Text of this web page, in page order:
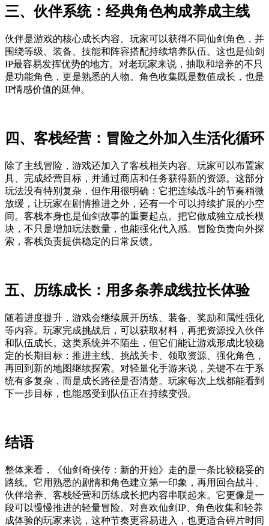
三、伙伴系统：经典角色构成养成主线
伙伴是游戏的核心成长内容。玩家可以获得不同仙剑角色，并
围绕等级、装备、技能和阵容搭配持续培养队伍。这也是仙剑
IP最容易发挥优势的地方。对老玩家来说，抽取和培养的不只
是功能角色，更是熟悉的人物。角色收集既是数值成长，也是
IP情感价值的延伸。
四、客栈经营：冒险之外加入生活化循环
除了主线冒险，游戏还加入了客栈相关内容。玩家可以布置家
具、完成经营目标，并通过商店和任务获得新的资源。这部分
玩法没有特别复杂，但作用很明确：它把连续战斗的节奏稍微
放缓，让玩家在剧情推进之外，还有一个可以持续扩展的小空
间。客栈本身也是仙剑故事的重要起点。把它做成独立成长模
块，不只是增加玩法数量，也能强化代入感。冒险负责向外探
索，客栈负责提供稳定的日常反馈。
五、历练成长：用多条养成线拉长体验
随着进度提升，游戏会继续展开历练、装备、奖励和属性强化
等内容。玩家完成挑战后，可以获取材料，再把资源投入伙伴
和队伍成长。这类系统并不陌生，但它们能让游戏形成比较稳
定的长期目标：推进主线、挑战关卡、领取资源、强化角色，
再回到新的地图继续探索。对轻量化手游来说，关键不在于系
统有多复杂，而是成长路径是否清楚。玩家每次上线都能看到
下一步目标，也能感受到队伍正在持续变强。
结语
整体来看，《仙剑奇侠传：新的开始》走的是一条比较稳妥的
路线。它用熟悉的剧情和角色建立第一印象，再用回合战斗、
伙伴培养、客栈经营和历练成长把内容串联起来。它更像是一
段可以慢慢推进的轻量冒险。对喜欢仙剑IP、角色收集和轻养
成体验的玩家来说，这种节奏更容易进入，也更适合碎片时间